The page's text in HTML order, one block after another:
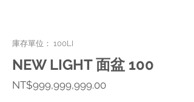
庫存單位： 100LI
NEW LIGHT 面盆 100
NT$999,999,999.00價